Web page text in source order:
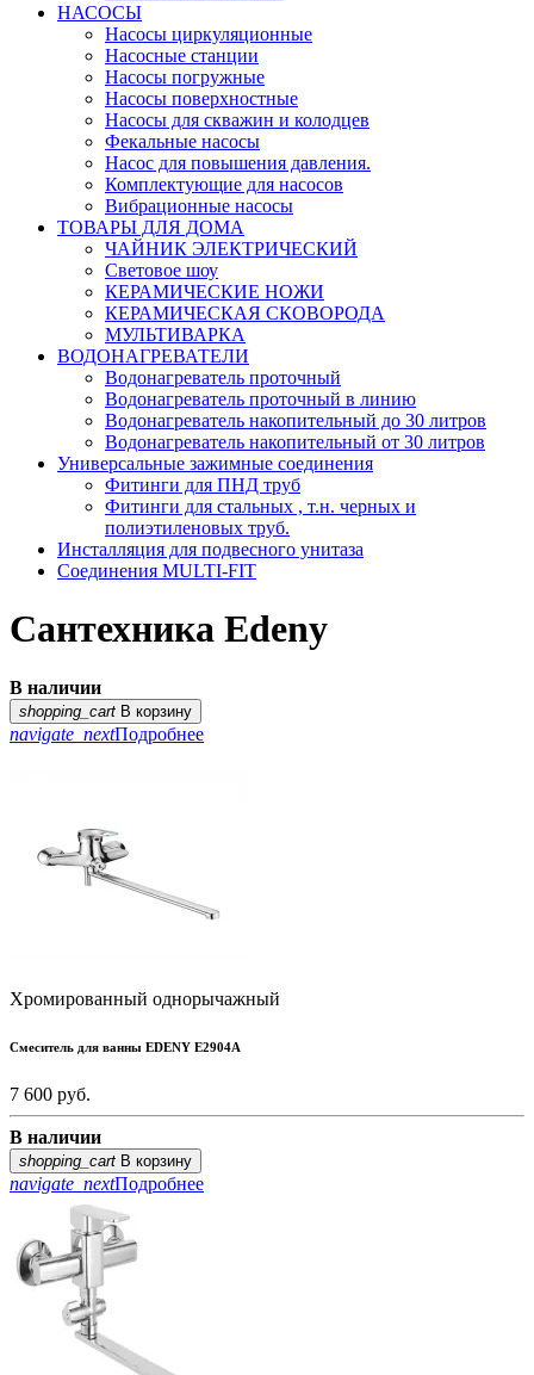
НАСОСЫ
Насосы циркуляционные
Насосные станции
Насосы погружные
Насосы поверхностные
Насосы для скважин и колодцев
Фекальные насосы
Насос для повышения давления.
Комплектующие для насосов
Вибрационные насосы
ТОВАРЫ ДЛЯ ДОМА
ЧАЙНИК ЭЛЕКТРИЧЕСКИЙ
Световое шоу
КЕРАМИЧЕСКИЕ НОЖИ
КЕРАМИЧЕСКАЯ СКОВОРОДА
МУЛЬТИВАРКА
ВОДОНАГРЕВАТЕЛИ
Водонагреватель проточный
Водонагреватель проточный в линию
Водонагреватель накопительный до 30 литров
Водонагреватель накопительный от 30 литров
Универсальные зажимные соединения
Фитинги для ПНД труб
Фитинги для стальных , т.н. черных и
полиэтиленовых труб.
Инсталляция для подвесного унитаза
Соединения MULTI-FIT
Сантехника Edeny
В наличии
shopping_cart В корзину
navigate_nextПодробнее
Хромированный однорычажный
Смеситель для ванны EDENY E2904А
7 600 руб.
В наличии
shopping_cart В корзину
navigate_nextПодробнее